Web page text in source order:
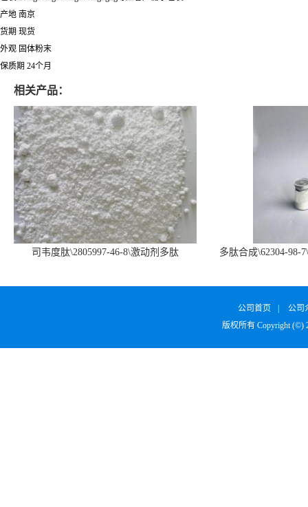
产地 南京
货期 现货
外观 固体粉末
保质期 24个月
相关产品：
司韦度肽\2805997-46-8\激动剂多肽
多肽合成\62304-98-
公司首页
公司
版权所有 Copyright (©)